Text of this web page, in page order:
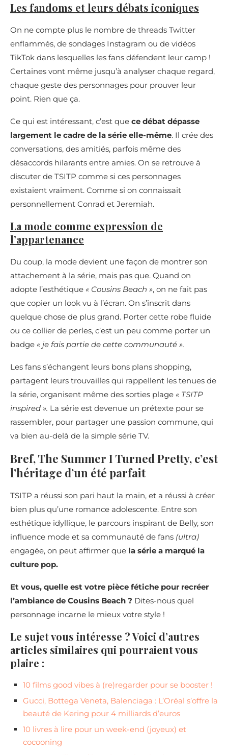
Les fandoms et leurs débats iconiques
On ne compte plus le nombre de threads Twitter
enflammés, de sondages Instagram ou de vidéos
TikTok dans lesquelles les fans défendent leur camp !
Certaines vont même jusqu’à analyser chaque regard,
chaque geste des personnages pour prouver leur
point. Rien que ça.
Ce qui est intéressant, c’est que ce débat dépasse
largement le cadre de la série elle-même. Il crée des
conversations, des amitiés, parfois même des
désaccords hilarants entre amies. On se retrouve à
discuter de TSITP comme si ces personnages
existaient vraiment. Comme si on connaissait
personnellement Conrad et Jeremiah.
La mode comme expression de
l’appartenance
Du coup, la mode devient une façon de montrer son
attachement à la série, mais pas que. Quand on
adopte l’esthétique « Cousins Beach », on ne fait pas
que copier un look vu à l’écran. On s’inscrit dans
quelque chose de plus grand. Porter cette robe fluide
ou ce collier de perles, c’est un peu comme porter un
badge « je fais partie de cette communauté ».
Les fans s’échangent leurs bons plans shopping,
partagent leurs trouvailles qui rappellent les tenues de
la série, organisent même des sorties plage « TSITP
inspired ». La série est devenue un prétexte pour se
rassembler, pour partager une passion commune, qui
va bien au-delà de la simple série TV.
Bref, The Summer I Turned Pretty, c’est
l’héritage d’un été parfait
TSITP a réussi son pari haut la main, et a réussi à créer
bien plus qu’une romance adolescente. Entre son
esthétique idyllique, le parcours inspirant de Belly, son
influence mode et sa communauté de fans (ultra)
engagée, on peut affirmer que la série a marqué la
culture pop.
Et vous, quelle est votre pièce fétiche pour recréer
l’ambiance de Cousins Beach ? Dites-nous quel
personnage incarne le mieux votre style !
Le sujet vous intéresse ? Voici d’autres
articles similaires qui pourraient vous
plaire :
10 films good vibes à (re)regarder pour se booster !
Gucci, Bottega Veneta, Balenciaga : L’Oréal s’offre la
beauté de Kering pour 4 milliards d’euros
10 livres à lire pour un week-end (joyeux) et
cocooning